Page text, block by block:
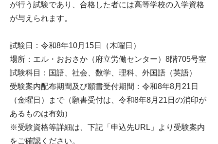
が行う試験であり、合格した者には高等学校の入学資格
が与えられます。
試験日：令和8年10月15日（木曜日）
場所：エル・おおさか（府立労働センター）8階705号室
試験科目：国語、社会、数学、理科、外国語（英語）
受験案内配布期間及び願書受付期間：令和8年8月21日
（金曜日）まで（願書受付は、令和8年8月21日の消印が
あるものは有効）
※受験資格等詳細は、下記「申込先URL」より受験案内
をご確認ください。